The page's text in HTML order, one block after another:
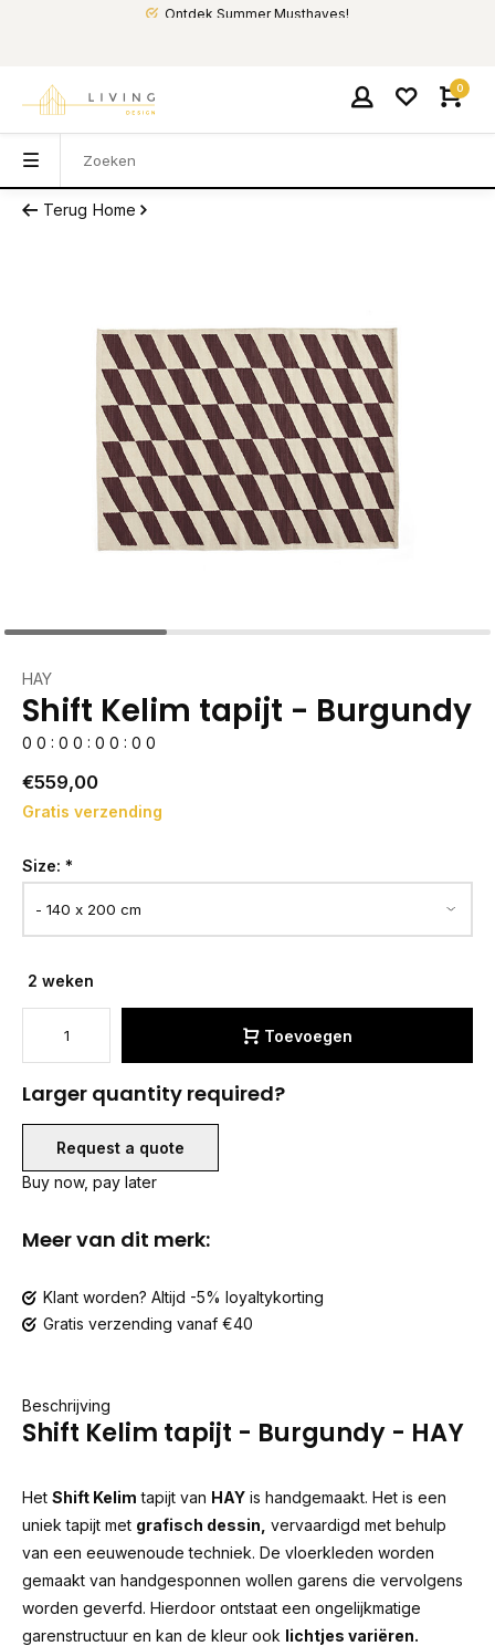
Ontdek Summer Musthaves!
0
Terug Home
HAY
Shift Kelim tapijt - Burgundy
0 0 : 0 0 : 0 0 : 0 0
€559,00
Gratis verzending
Size: *
2 weken
Toevoegen
Larger quantity required?
Request a quote
Buy now, pay later
Meer van dit merk:
Klant worden? Altijd -5% loyaltykorting
Gratis verzending vanaf €40
Beschrijving
Shift Kelim tapijt - Burgundy - HAY
Het Shift Kelim tapijt van HAY is handgemaakt. Het is een
uniek tapijt met grafisch dessin, vervaardigd met behulp
van een eeuwenoude techniek. De vloerkleden worden
gemaakt van handgesponnen wollen garens die vervolgens
worden geverfd. Hierdoor ontstaat een ongelijkmatige
garenstructuur en kan de kleur ook lichtjes variëren.